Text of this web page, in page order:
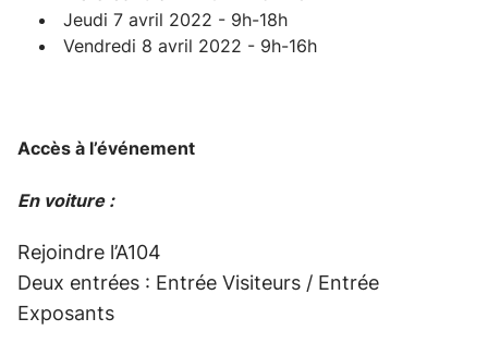
Jeudi 7 avril 2022 - 9h-18h
Vendredi 8 avril 2022 - 9h-16h
Accès à l’événement
En voiture :
Rejoindre l’A104
Deux entrées : Entrée Visiteurs / Entrée
Exposants